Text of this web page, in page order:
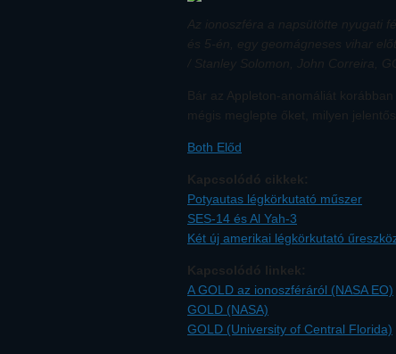
Az ionoszféra a napsütötte nyugati
és 5-én, egy geomágneses vihar
/ Stanley Solomon, John Correira,
Bár az Appleton-anomáliát
mégis meglepte őket, milyen
Both Előd
Kapcsolódó cikkek:
Potyautas légkörkutató műszer
SES-14 és Al Yah-3
Két új amerikai légkörkutató
Kapcsolódó linkek:
A GOLD az ionoszféráról (NASA EO)
GOLD (NASA)
GOLD (University of Central Florida)